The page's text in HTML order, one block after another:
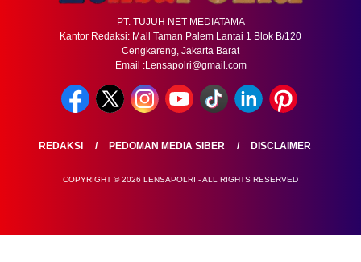
PT. TUJUH NET MEDIATAMA
Kantor Redaksi: Mall Taman Palem Lantai 1 Blok B/120
Cengkareng, Jakarta Barat
Email :Lensapolri@gmail.com
REDAKSI PEDOMAN MEDIA SIBER DISCLAIMER
COPYRIGHT © 2026 LENSAPOLRI - ALL RIGHTS RESERVED